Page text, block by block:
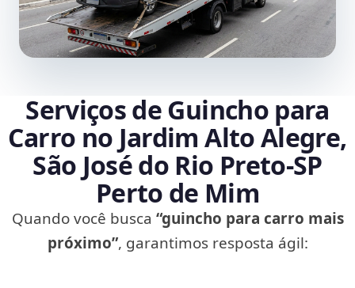
Serviços de Guincho para
Carro no Jardim Alto Alegre,
São José do Rio Preto‑SP
Perto de Mim
Quando você busca “guincho para carro mais
próximo”, garantimos resposta ágil: